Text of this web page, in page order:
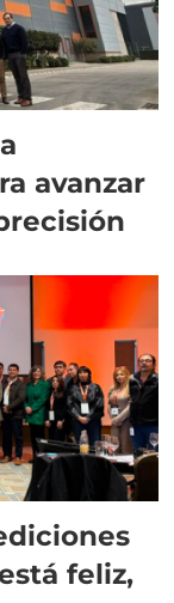
avanzar
feliz,